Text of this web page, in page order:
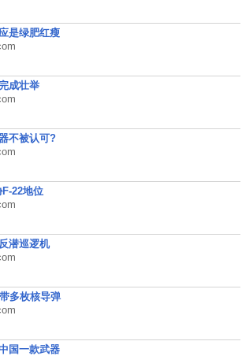
是绿肥红瘦
成壮举
不被认可?
22地位
潜巡逻机
多枚核导弹
国一款武器